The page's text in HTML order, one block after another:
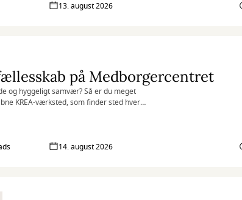
13. august 2026
på Medborgercentret
og hyggeligt samvær? Så er du meget
KREA-værksted, som finder sted hver
14. august 2026